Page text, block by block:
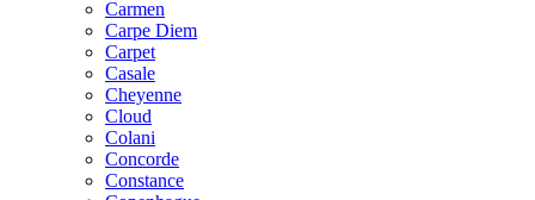
Carmen
Carpe Diem
Carpet
Casale
Cheyenne
Cloud
Colani
Concorde
Constance